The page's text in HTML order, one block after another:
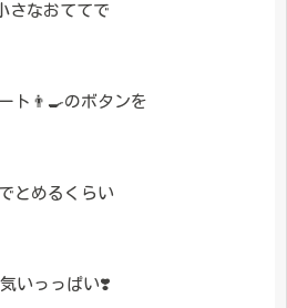
さなおててで
ト👨‍🍳のボタンを
とめるくらい
いっっぱい❣️